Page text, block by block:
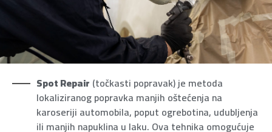
Spot Repair (točkasti popravak) je metoda
lokaliziranog popravka manjih oštećenja na
karoseriji automobila, poput ogrebotina, udubljenja
ili manjih napuklina u laku. Ova tehnika omogućuje